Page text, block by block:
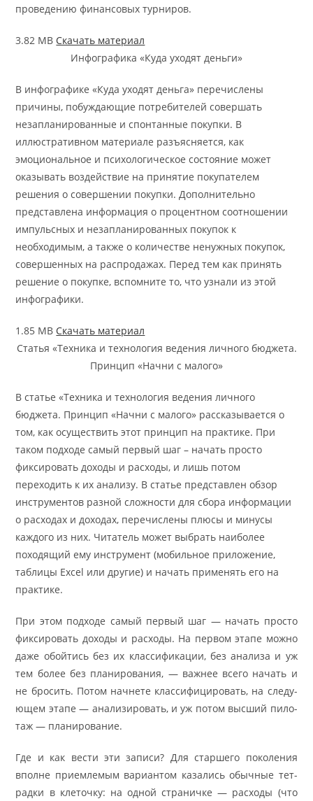
проведению финансовых турниров.
3.82 MB Скачать материал
Инфографика «Куда уходят деньги»
В инфографике «Куда уходят деньга» перечислены
причины, побуждающие потребителей совершать
незапланированные и спонтанные покупки. В
иллюстративном материале разъясняется, как
эмоциональное и психологическое состояние может
оказывать воздействие на принятие покупателем
решения о совершении покупки. Дополнительно
представлена информация о процентном соотношении
импульсных и незапланированных покупок к
необходимым, а также о количестве ненужных покупок,
совершенных на распродажах. Перед тем как принять
решение о покупке, вспомните то, что узнали из этой
инфографики.
1.85 MB Скачать материал
Статья «Техника и технология ведения личного бюджета.
Принцип «Начни с малого»
В статье «Техника и технология ведения личного
бюджета. Принцип «Начни с малого» рассказывается о
том, как осуществить этот принцип на практике. При
таком подходе самый первый шаг – начать просто
фиксировать доходы и расходы, и лишь потом
переходить к их анализу. В статье представлен обзор
инструментов разной сложности для сбора информации
о расходах и доходах, перечислены плюсы и минусы
каждого из них. Читатель может выбрать наиболее
походящий ему инструмент (мобильное приложение,
таблицы Excel или другие) и начать применять его на
практике.
При этом под­хо­де са­мый пер­вый шаг — на­чать про­сто
фик­си­ро­вать до­хо­ды и рас­хо­ды. На пер­вом эта­пе мож­но
да­же обой­тись без их клас­си­фи­ка­ции, без ана­ли­за и уж
тем бо­лее без пла­ни­ро­ва­ния, — важ­нее всего на­чать и
не бро­сить. По­том на­чне­те клас­си­фи­ци­ро­вать, на сле­ду­
ю­щем эта­пе — ана­ли­зи­ро­вать, и уж по­том выс­ший пи­ло­
таж — пла­ни­ро­ва­ние.
Где и как ве­сти эти за­пи­си? Для стар­ше­го по­ко­ле­ния
впол­не при­ем­ле­мым ва­ри­ан­том ка­за­лись обыч­ные тет­
рад­ки в кле­точ­ку: на од­ной стра­нич­ке — рас­хо­ды (что